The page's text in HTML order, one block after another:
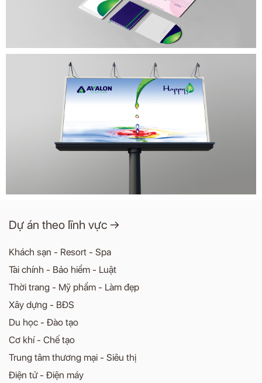
Dự án theo lĩnh vực →
Khách sạn - Resort - Spa
Tài chính - Bảo hiểm - Luật
Thời trang - Mỹ phẩm - Làm đẹp
Xây dựng - BĐS
Du học - Đào tạo
Cơ khí - Chế tạo
Trung tâm thương mại - Siêu thị
Điện tử - Điện máy